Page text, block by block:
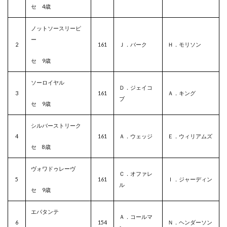
セ 4歳
2
ノットソースリーピ
ー
セ 9歳
161 Ｊ．バーク Ｈ．モリソン
3
ソーロイヤル
セ 9歳
161
Ｄ．ジェイコ
ブ
Ａ．キング
4
シルバーストリーク
セ 8歳
161 Ａ．ウェッジ Ｅ．ウィリアムズ
5
ヴォワドゥレーヴ
セ 9歳
161
Ｃ．オファレ
ル
Ｉ．ジャーディン
6
エパタンテ
154
Ａ．コールマ
Ｎ．ヘンダーソン